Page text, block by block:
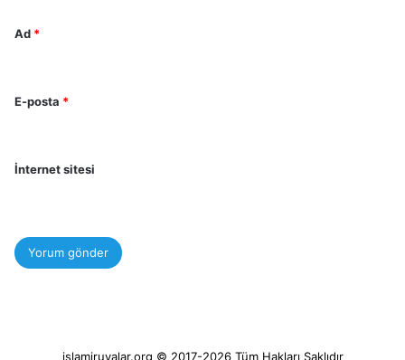
Ad *
E-posta *
İnternet sitesi
islamiruyalar.org © 2017-2026 Tüm Hakları Saklıdır